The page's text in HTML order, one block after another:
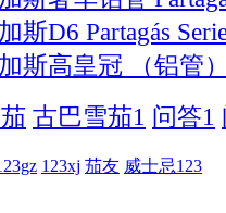
斯D6 Partagás
斯高皇冠 （铝管
古巴雪茄1 问答1
123xj 茄友 威士忌123